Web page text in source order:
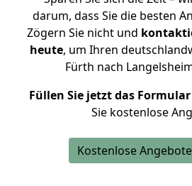
darum, dass Sie die besten
Zögern Sie nicht und
heute, um Ihren
Fürth nach
Füllen Sie jetzt das
Sie kostenlose
Kostenlose